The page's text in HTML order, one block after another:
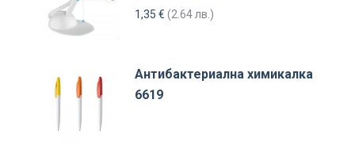
1,35 € (2.64 лв.)
Антибактериална химикалка
6619